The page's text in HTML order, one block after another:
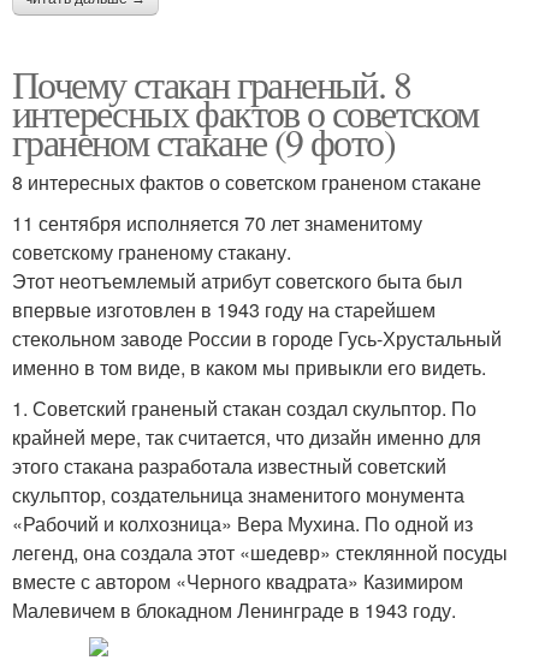
Почему стакан граненый. 8
интересных фактов о советском
граненом стакане (9 фото)
8 интересных фактов о советском граненом стакане
11 сентября исполняется 70 лет знаменитому
советскому граненому стакану.
Этот неотъемлемый атрибут советского быта был
впервые изготовлен в 1943 году на старейшем
стекольном заводе России в городе Гусь-Хрустальный
именно в том виде, в каком мы привыкли его видеть.
1. Советский граненый стакан создал скульптор. По
крайней мере, так считается, что дизайн именно для
этого стакана разработала известный советский
скульптор, создательница знаменитого монумента
«Рабочий и колхозница» Вера Мухина. По одной из
легенд, она создала этот «шедевр» стеклянной посуды
вместе с автором «Черного квадрата» Казимиром
Малевичем в блокадном Ленинграде в 1943 году.